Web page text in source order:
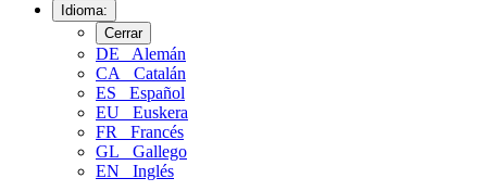
Idioma:
Cerrar
DE
Alemán
CA
Catalán
ES
Español
EU
Euskera
FR
Francés
GL
Gallego
EN
Inglés